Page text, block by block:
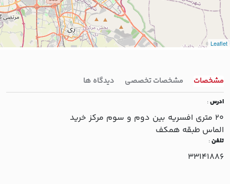
Leaflet
مشخصات مشخصات تخصصی دیدگاه ها
ادرس:
20 متري افسريه بين دوم و سوم مرکز خريد
الماس طبقه همکف
تلفن:
33141886